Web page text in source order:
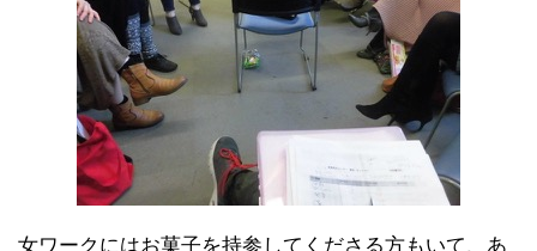
女ワークにはお菓子を持参してくださる方もいて、あ